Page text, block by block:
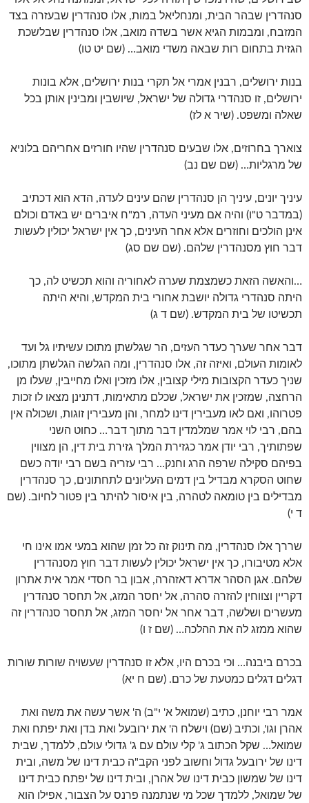
סנהדרין שבהר הבית, ומנחליאל במות, אלו סנהדרין שבעזרה בצד
המזבח, ומבמות הגיא אשר בשדה מואב, אלו סנהדרין שבלשכת
הגזית בתחום רות שבאה משדי מואב… (שם יט טו)
בנות ירושלים, רבנין אמרי אל תקרי בנות ירושלים, אלא בונות
ירושלים, זו סנהדרי גדולה של ישראל, שיושבין ומבינין אותן בכל
שאלה ומשפט. (שיר א לז)
צוארך בחרוזים, אלו שבעים סנהדרין שהיו חורזים אחריהם בלוניא
של מרגליות… (שם שם נב)
עיניך יונים, עיניך הן סנהדרין שהם עינים לעדה, הדא הוא דכתיב
(במדבר ט"ו) והיה אם מעיני העדה, רמ"ח איברים יש באדם וכולם
אינן הולכים וחוזרים אלא אחר העינים, כך אין ישראל יכולין לעשות
דבר חוץ מסנהדרין שלהם. (שם שם סג)
…והאשה הזאת כשמצמת שערה לאחוריה והוא תכשיט לה, כך
היתה סנהדרי גדולה יושבת אחורי בית המקדש, והיא היתה
תכשיטו של בית המקדש. (שם ד ג)
דבר אחר שערך כעדר העזים, הר שגלשתן מתוכו עשיתיו גל ועד
לאומות העולם, ואיזה זה, אלו סנהדרין, ומה הגלשה הגלשתן מתוכו,
שניך כעדר הקצובות מילי קצובין, אלו מזכין ואלו מחייבין, שעלו מן
הרחצה, שמזכין את ישראל, שכלם מתאימות, דתנינן מצאו לו זכות
פטרוהו, ואם לאו מעבירין דינו למחר, והן מעבירין זוגות, ושכולה אין
בהם, רבי לוי אמר שמלמדין דבר מתוך דבר… כחוט השני
שפתותיך, רבי יודן אמר כגזירת המלך גזירת בית דין, הן מצווין
בפיהם סקילה שרפה הרג וחנק… רבי עזריה בשם רבי יודה כשם
שחוט הסקרא מבדיל בין דמים העליונים לתחתונים, כך סנהדרין
מבדילים בין טומאה לטהרה, בין איסור להיתר בין פטור לחיוב. (שם
ד י)
שררך אלו סנהדרין, מה תינוק זה כל זמן שהוא במעי אמו אינו חי
אלא מטיבורו, כך אין ישראל יכולין לעשות דבר חוץ מסנהדרין
שלהם. אגן הסהר אדרא דאזהרה, אבון בר חסדי אמר אית אתרון
דקריין וצווחין להזרה סהרה, אל יחסר המזג, אל תחסר סנהדרין
מעשרים ושלשה, דבר אחר אל יחסר המזג, אל תחסר סנהדרין זה
שהוא ממזג לה את ההלכה… (שם ז ו)
בכרם ביבנה… וכי בכרם היו, אלא זו סנהדרין שעשויה שורות שורות
דגלים דגלים כמטעת של כרם. (שם ח יא)
אמר רבי יוחנן, כתיב (שמואל א' י"ב) ה' אשר עשה את משה ואת
אהרן וגו', וכתיב (שם) וישלח ה' את ירובעל ואת בדן ואת יפתח ואת
שמואל… שקל הכתוב ג' קלי עולם עם ג' גדולי עולם, ללמדך, שבית
דינו של ירובעל גדול וחשוב לפני הקב"ה כבית דינו של משה, ובית
דינו של שמשון כבית דינו של אהרן, ובית דינו של יפתח כבית דינו
של שמואל, ללמדך שכל מי שנתמנה פרנס על הצבור, אפילו הוא